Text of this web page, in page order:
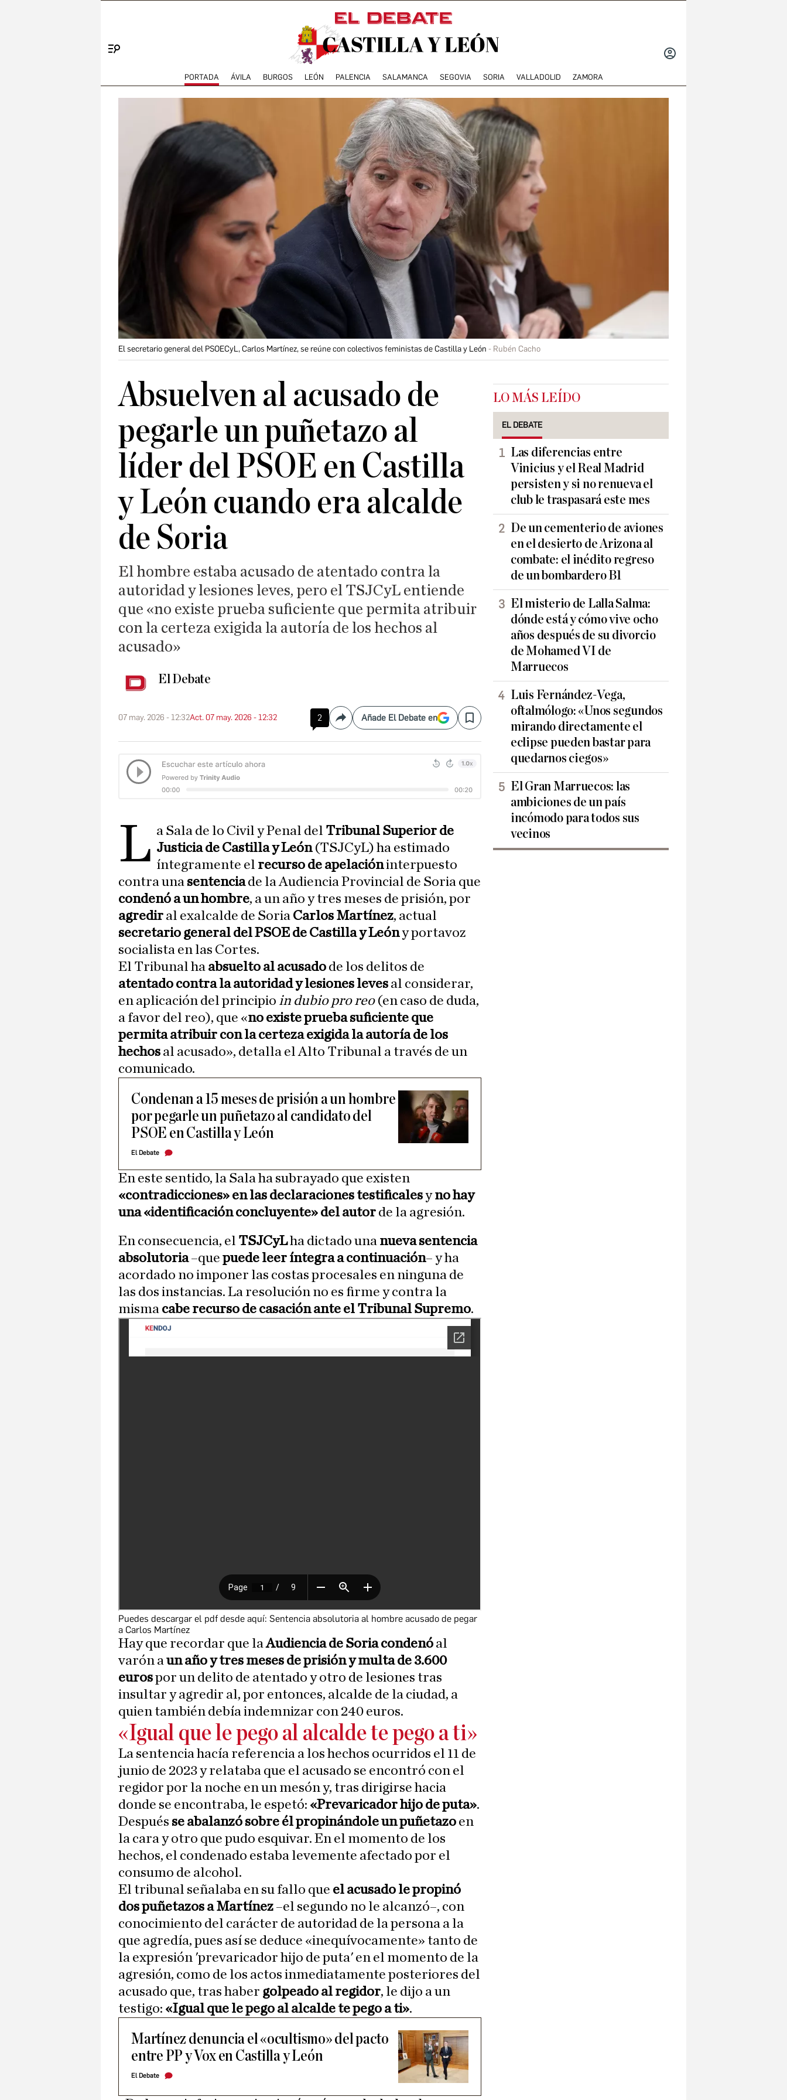
PORTADA ÁVILA BURGOS LEÓN PALENCIA SALAMANCA SEGOVIA SORIA VALLADOLID ZAMORA
El secretario general del PSOECyL, Carlos Martínez, se reúne con colectivos feministas de Castilla y León Rubén Cacho
Absuelven al acusado de
pegarle un puñetazo al
líder del PSOE en Castilla
y León cuando era alcalde
de Soria
El hombre estaba acusado de atentado contra la
autoridad y lesiones leves, pero el TSJCyL entiende
que «no existe prueba suficiente que permita atribuir
con la certeza exigida la autoría de los hechos al
acusado»
El Debate
07 may. 2026 - 12:32Act. 07 may. 2026 - 12:32 2 CompartirAñade El Debate en Save
L a Sala de lo Civil y Penal del Tribunal Superior de
Justicia de Castilla y León (TSJCyL) ha estimado
íntegramente el recurso de apelacióninterpuesto
contra una sentenciade la Audiencia Provincial de Soria que
condenó a un hombre, a un año y tres meses de prisión, por
agredir al exalcalde de Soria Carlos Martínez, actual
secretario general del PSOE de Castilla y Leóny portavoz
socialista en las Cortes.
El Tribunal ha absuelto al acusado de los delitos de
atentado contra la autoridad y lesiones leves al considerar,
en aplicación del principio in dubio pro reo (en caso de duda,
a favor del reo), que «no existe prueba suficiente que
permita atribuir con la certeza exigida la autoría de los
hechos al acusado», detalla el Alto Tribunal a través de un
comunicado.
Condenan a 15 meses de prisión a un hombre
por pegarle un puñetazo al candidato del
PSOE en Castilla y León
El Debate
En este sentido, la Sala ha subrayado que existen
«contradicciones» en las declaraciones testificalesyno hay
una «identificación concluyente» del autor de la agresión.
En consecuencia, el TSJCyLha dictado una nueva sentencia
absolutoria–que puede leer íntegra a continuación– y ha
acordado no imponer las costas procesales en ninguna de
las dos instancias. La resolución no es firme y contra la
misma cabe recurso de casación ante el Tribunal Supremo.
Puedes descargar el pdf desde aquí: Sentencia absolutoria al hombre acusado de pegar
a Carlos Martínez
Hay que recordar que laAudiencia de Soria condenó al
varón aun año y tres meses de prisión y multa de 3.600
eurospor un delito de atentado y otro de lesiones tras
insultar y agredir al, por entonces, alcalde de la ciudad, a
quien también debía indemnizar con 240 euros.
«Igual que le pego al alcalde te pego a ti»
La sentencia hacía referencia a los hechos ocurridos el 11 de
junio de 2023 y relataba que el acusado se encontró con el
regidor por la noche en un mesón y, tras dirigirse hacia
donde se encontraba, le espetó: «Prevaricador hijo de puta».
Después se abalanzó sobre él propinándole un puñetazo en
la cara y otro que pudo esquivar. En el momento de los
hechos, el condenado estaba levemente afectado por el
consumo de alcohol.
El tribunal señalaba en su fallo que el acusado le propinó
dos puñetazos a Martínez –el segundo no le alcanzó–, con
conocimiento del carácter de autoridad de la persona a la
que agredía, pues así se deduce «inequívocamente» tanto de
la expresión 'prevaricador hijo de puta' en el momento de la
agresión, como de los actos inmediatamente posteriores del
acusado que, tras haber golpeado al regidor, le dijo a un
testigo: «Igual que le pego al alcalde te pego a ti».
Martínez denuncia el «ocultismo» del pacto
entre PP y Vox en Castilla y León
El Debate
LO MÁS LEÍDO
EL DEBATE
Las diferencias entre
Vinicius y el Real Madrid
persisten y si no renueva el
club le traspasará este mes
De un cementerio de aviones
en el desierto de Arizona al
combate: el inédito regreso
de un bombardero B1
El misterio de Lalla Salma:
dónde está y cómo vive ocho
años después de su divorcio
de Mohamed VI de
Marruecos
Luis Fernández-Vega,
oftalmólogo: «Unos segundos
mirando directamente el
eclipse pueden bastar para
quedarnos ciegos»
El Gran Marruecos: las
ambiciones de un país
incómodo para todos sus
vecinos